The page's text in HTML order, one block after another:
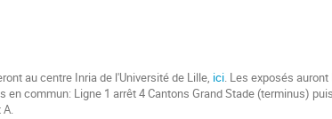
au centre Inria de l'Université de Lille, ici. Les exposés auront
commun: Ligne 1 arrêt 4 Cantons Grand Stade (terminus)
A.